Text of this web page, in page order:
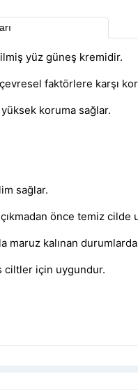
yüz güneş kremidir.
faktörlere karşı
yüksek koruma sağlar.
sağlar.
önce temiz cilde
maruz kalınan durumlarda
ciltler için uygundur.